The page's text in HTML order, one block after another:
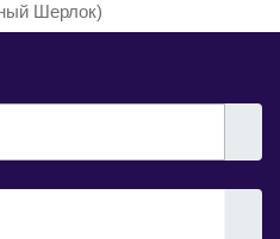
Шерлок)